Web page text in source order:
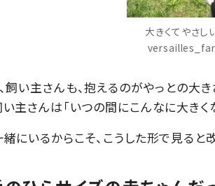
大きくてやさし
飼い主さんも、抱えるのがやっとの大
主さんは「いつの間にこんなに大きく
にいるからこそ、こうした形で見ると